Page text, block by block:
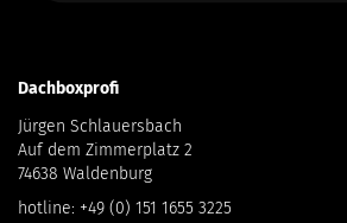
Dachboxprofi
Jürgen Schlauersbach
Auf dem Zimmerplatz 2
74638 Waldenburg
hotline: +49 (0) 151 1655 3225